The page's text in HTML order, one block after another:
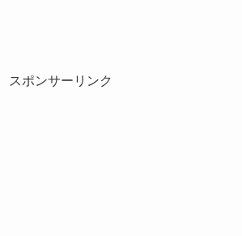
スポンサーリンク